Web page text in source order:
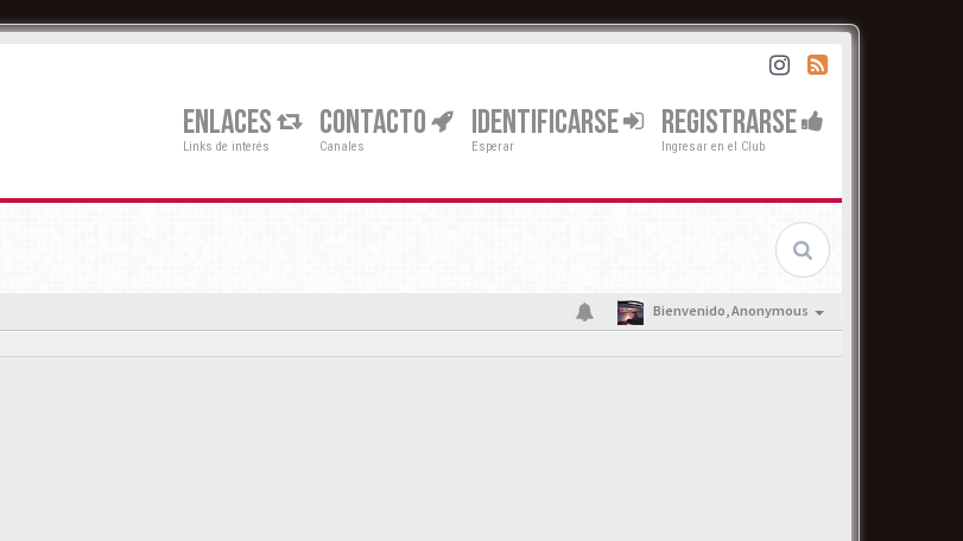
ENLACES
Links de interés
CONTACTO
Canales
IDENTIFICARSE
Esperar
REGISTRARSE
Ingresar en el Club
Bienvenido,Anonymous